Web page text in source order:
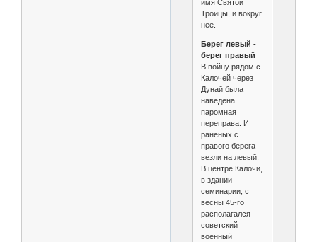
имя Святой
Троицы, и вокруг
нее.
Берег левый -
берег правый
В войну рядом с
Калочей через
Дунай была
наведена
паромная
переправа. И
раненых с
правого берега
везли на левый.
В центре Калочи,
в здании
семинарии, с
весны 45-го
располагался
советский
военный